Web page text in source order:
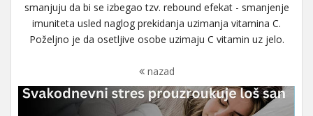
smanjuju da bi se izbegao tzv. rebound efekat - smanjenje
imuniteta usled naglog prekidanja uzimanja vitamina C.
Poželjno je da osetljive osobe uzimaju C vitamin uz jelo.
nazad